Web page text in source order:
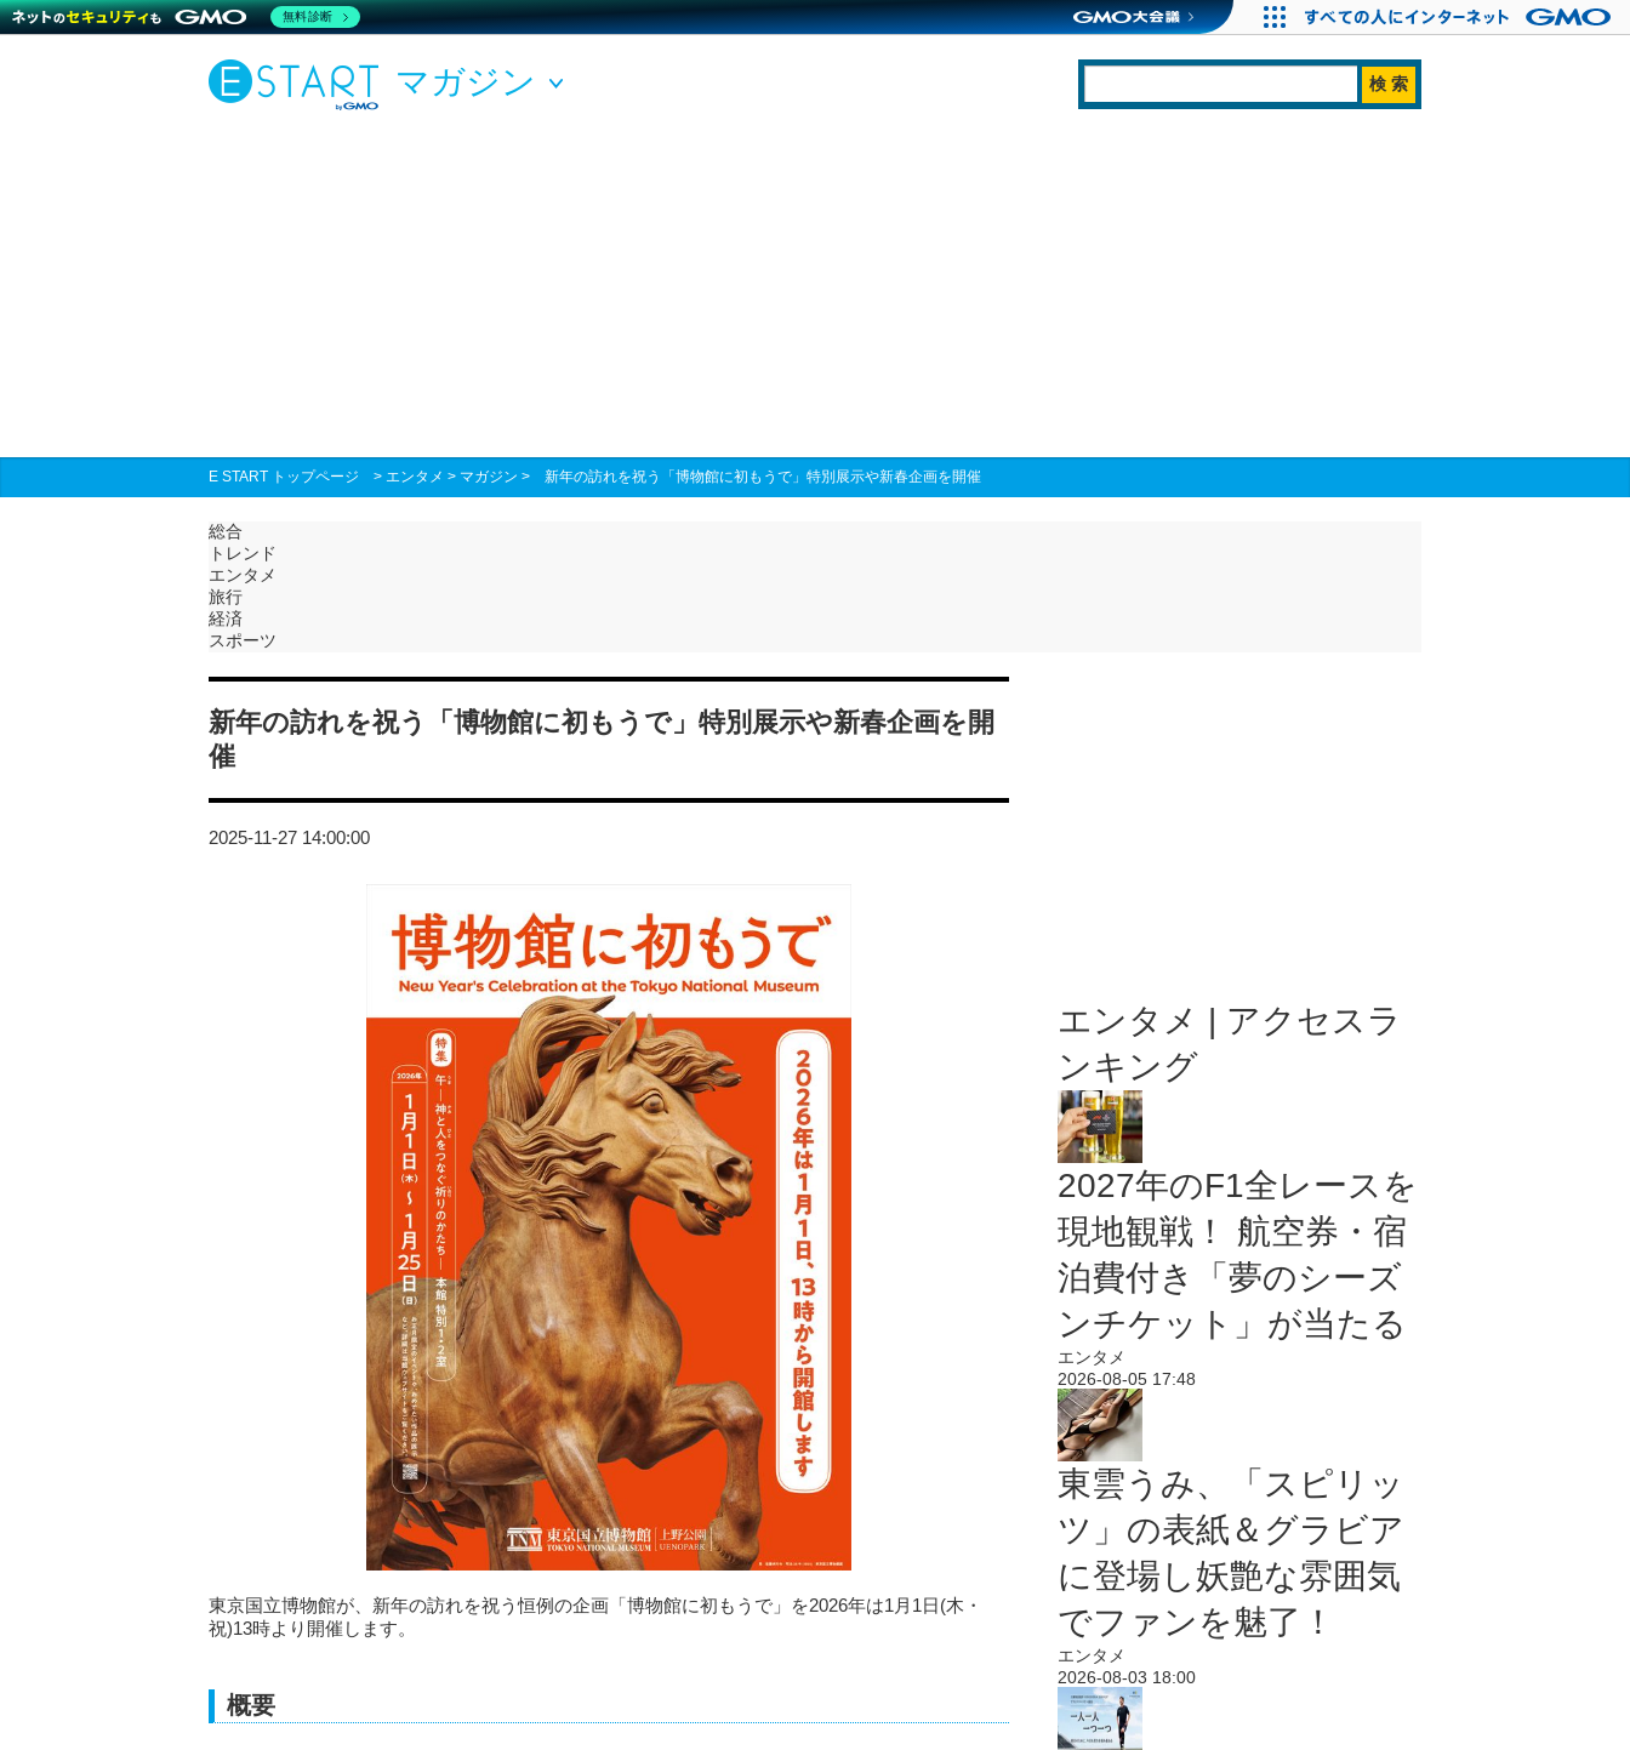
マガジン
E START トップページ > エンタメ > マガジン > 新年の訪れを祝う「博物館に初もうで」特別展示や新春企画を開催
総合
トレンド
エンタメ
旅行
経済
スポーツ
新年の訪れを祝う「博物館に初もうで」特別展示や新春企画を開
催
2025-11-27 14:00:00
東京国立博物館が、新年の訪れを祝う恒例の企画「博物館に初もうで」を2026年は1月1日(木・
祝)13時より開催します。
概要
エンタメ | アクセスラ
ンキング
2027年のF1全レースを
現地観戦！ 航空券・宿
泊費付き「夢のシーズ
ンチケット」が当たる
エンタメ
2026-08-05 17:48
東雲うみ、「スピリッ
ツ」の表紙＆グラビア
に登場し妖艶な雰囲気
でファンを魅了！
エンタメ
2026-08-03 18:00
無料診断